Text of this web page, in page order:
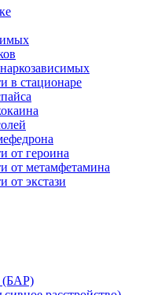
в стационаре
от героина
от метамфетамина
от экстази
(БАР)